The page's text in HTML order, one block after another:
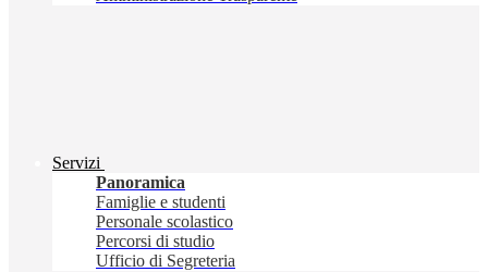
Servizi
Panoramica
Famiglie e studenti
Personale scolastico
Percorsi di studio
Ufficio di Segreteria